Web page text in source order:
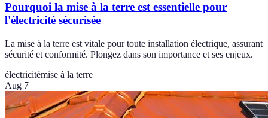
Pourquoi la mise à la terre est essentielle pour
l'électricité sécurisée
La mise à la terre est vitale pour toute installation électrique, assurant
sécurité et conformité. Plongez dans son importance et ses enjeux.
électricitémise à la terre
Aug 7